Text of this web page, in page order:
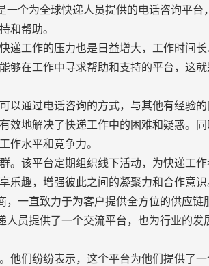
个为全球快递人员提供的电话咨询平台
和帮助。
递工作的压力也是日益增大，工作时间
够在工作中寻求帮助和支持的平台，这
以通过电话咨询的方式，与其他有经验
效地解决了快递工作中的困难和疑惑。
作水平和竞争力。
。该平台定期组织线下活动，为快递工
趣，增强彼此之间的凝聚力和合作意识
一直致力于为客户提供全方位的供应链
员提供了一个交流平台，也为行业的发
他们纷纷表示，这个平台为他们提供了